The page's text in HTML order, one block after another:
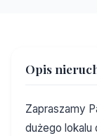
Opis
Zapraszamy
dużego lokalu